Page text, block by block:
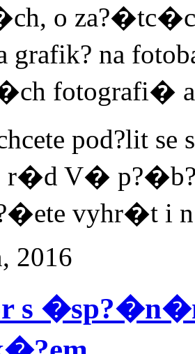
o
grafik? na
fotografi�
pod?lit
r�d V�
vyhr�t i
2016
s